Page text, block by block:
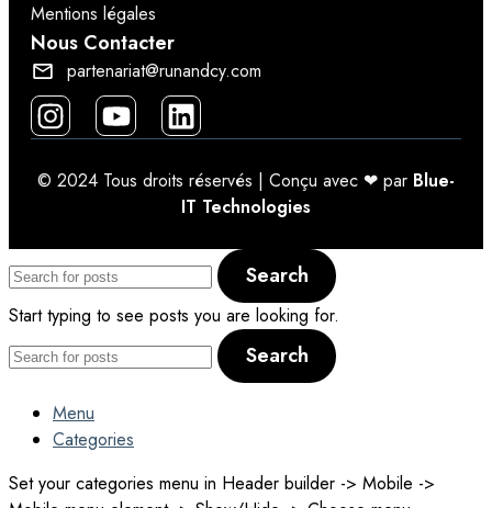
Mentions légales
Nous Contacter
partenariat@runandcy.com
© 2024 Tous droits réservés | Conçu avec ❤ par Blue-
IT Technologies
Search
Start typing to see posts you are looking for.
Search
Menu
Categories
Set your categories menu in Header builder -> Mobile ->